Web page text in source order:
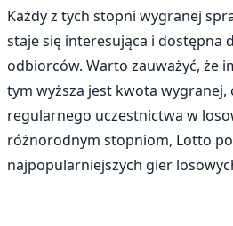
Każdy z tych stopni wygranej
staje się interesująca i dostępna
odbiorców. Warto zauważyć, że
tym wyższa jest kwota wygranej,
regularnego uczestnictwa w
różnorodnym stopniom, Lotto
najpopularniejszych gier